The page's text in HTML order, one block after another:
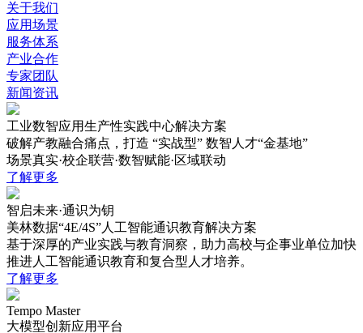
关于我们
应用场景
服务体系
产业合作
专家团队
新闻资讯
工业数智应用生产性实践中心解决方案
破解产教融合痛点，打造 “实战型” 数智人才“金基地”
场景真实·校企联营·数智赋能·区域联动
了解更多
智启未来·通识为钥
美林数据“4E/4S”人工智能通识教育解决方案
基于深厚的产业实践与教育洞察，助力高校与企事业单位加快
推进人工智能通识教育和复合型人才培养。
了解更多
Tempo Master
大模型创新应用平台